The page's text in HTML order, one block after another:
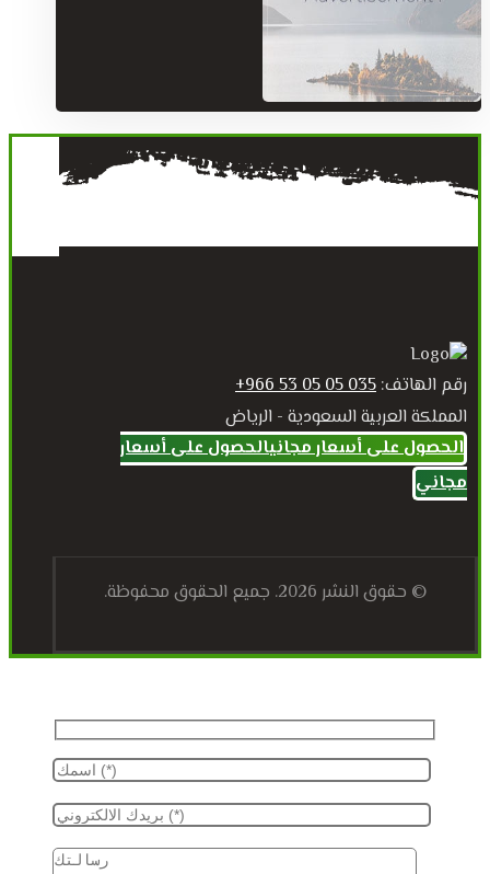
رقم الهاتف: 035 05 05 53 966+
المملكة العربية السعودية - الرياض
الحصول على أسعار مجانيالحصول على أسعار
مجاني
© حقوق النشر 2026. جميع الحقوق محفوظة.